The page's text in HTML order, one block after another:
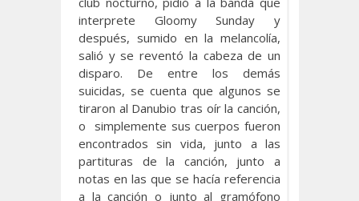
interprete Gloomy Sunday y
después, sumido en la melancolía,
salió y se reventó la cabeza de un
disparo. De entre los demás
suicidas, se cuenta que algunos se
tiraron al Danubio tras oír la canción,
o simplemente sus cuerpos fueron
encontrados sin vida, junto a las
partituras de la canción, junto a
notas en las que se hacía referencia
a la canción o junto al gramófono